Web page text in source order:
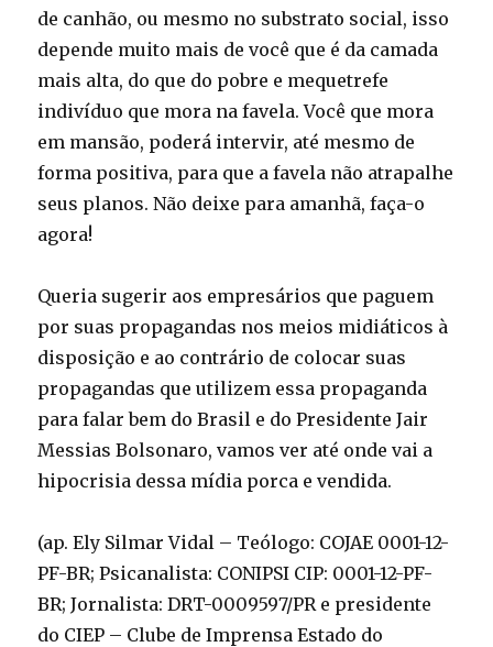
de canhão, ou mesmo no substrato social, isso
depende muito mais de você que é da camada
mais alta, do que do pobre e mequetrefe
indivíduo que mora na favela. Você que mora
em mansão, poderá intervir, até mesmo de
forma positiva, para que a favela não atrapalhe
seus planos. Não deixe para amanhã, faça-o
agora!
Queria sugerir aos empresários que paguem
por suas propagandas nos meios midiáticos à
disposição e ao contrário de colocar suas
propagandas que utilizem essa propaganda
para falar bem do Brasil e do Presidente Jair
Messias Bolsonaro, vamos ver até onde vai a
hipocrisia dessa mídia porca e vendida.
(ap. Ely Silmar Vidal – Teólogo: COJAE 0001-12-
PF-BR; Psicanalista: CONIPSI CIP: 0001-12-PF-
BR; Jornalista: DRT-0009597/PR e presidente
do CIEP – Clube de Imprensa Estado do